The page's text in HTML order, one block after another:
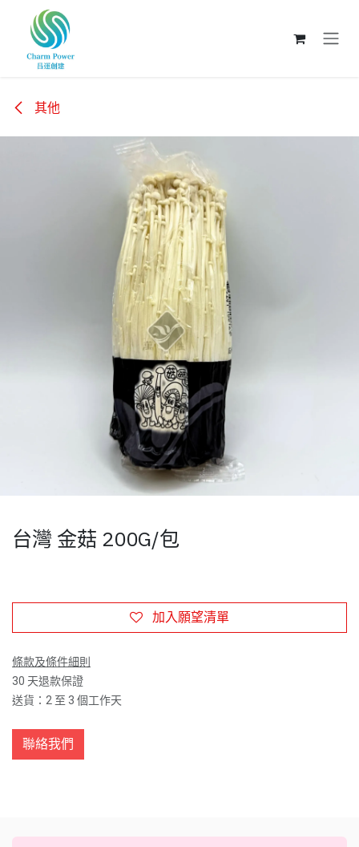
跳至內容
其他
台灣 金菇 200G/包
加入願望清單
條款及條件細則
30 天退款保證
送貨：2 至 3 個工作天
聯絡我們